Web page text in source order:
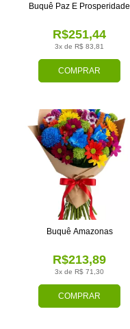
COMPRAR
3x de R$ 83,81
R$251,44
Buquê Paz E Prosperidade
COMPRAR
3x de R$ 71,30
R$213,89
Buquê Amazonas